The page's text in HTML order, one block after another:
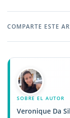
COMPARTE ESTE
SOBRE EL AUTOR
Veronique Da